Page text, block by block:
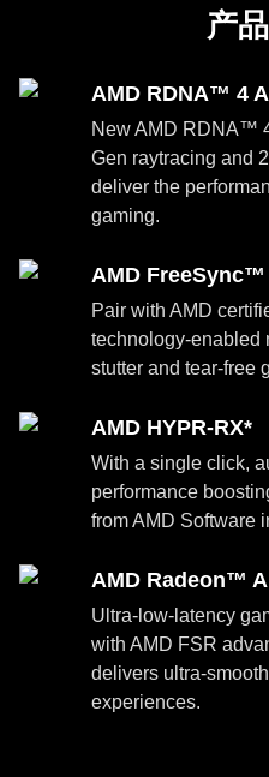
产
AMD RDNA™ 4
New AMD RDNA™
Gen raytracing and
deliver the
gaming.
AMD
Pair with AMD
technology-enabled
stutter and tear-free
AMD HYPR-RX*
With a single click,
performance
from AMD Software
AMD Radeon™
Ultra-low-latency
with AMD FSR
delivers ultra-
experiences.